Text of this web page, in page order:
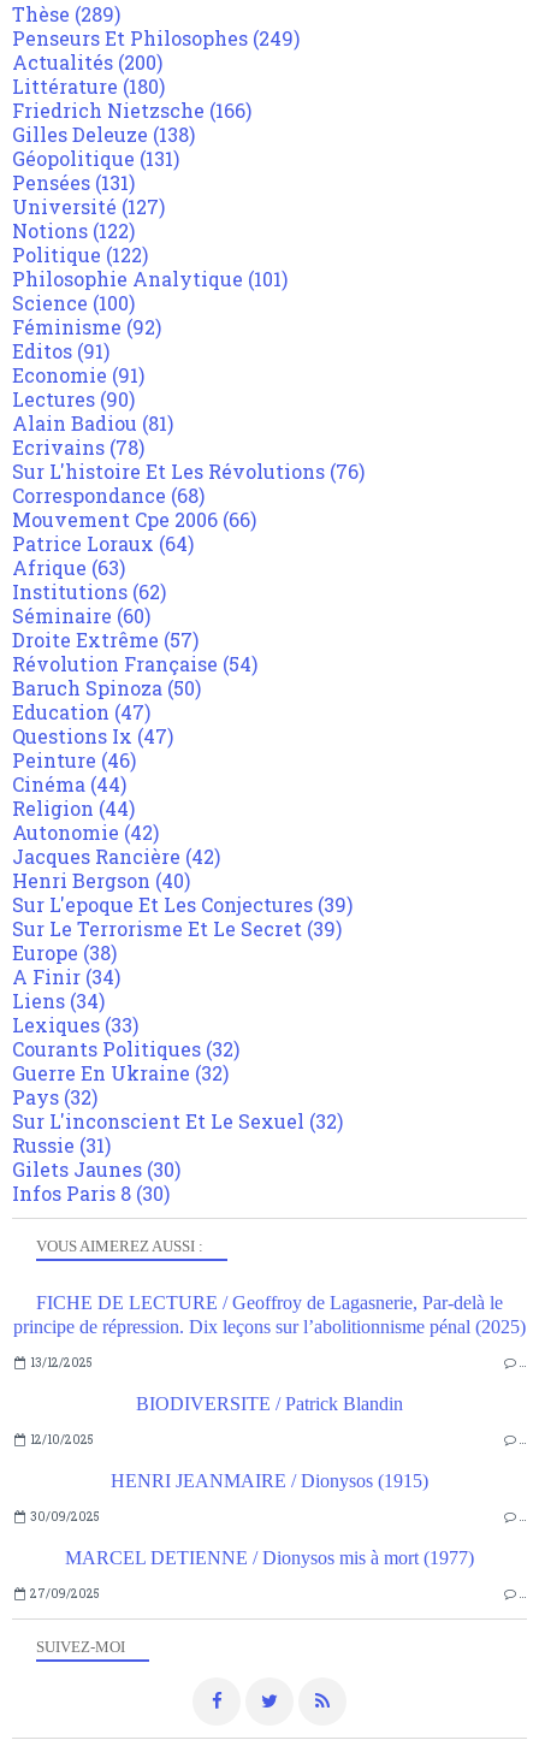
SUIVEZ-MOI
VOUS AIMEREZ AUSSI :
FICHE DE LECTURE / Geoffroy de Lagasnerie, Par-delà le
principe de répression. Dix leçons sur l’abolitionnisme pénal (2025)
13/12/2025 …
BIODIVERSITE / Patrick Blandin
12/10/2025 …
HENRI JEANMAIRE / Dionysos (1915)
30/09/2025 …
MARCEL DETIENNE / Dionysos mis à mort (1977)
27/09/2025 …
Thèse (289)
Penseurs Et Philosophes (249)
Actualités (200)
Littérature (180)
Friedrich Nietzsche (166)
Gilles Deleuze (138)
Géopolitique (131)
Pensées (131)
Université (127)
Notions (122)
Politique (122)
Philosophie Analytique (101)
Science (100)
Féminisme (92)
Editos (91)
Economie (91)
Lectures (90)
Alain Badiou (81)
Ecrivains (78)
Sur L'histoire Et Les Révolutions (76)
Correspondance (68)
Mouvement Cpe 2006 (66)
Patrice Loraux (64)
Afrique (63)
Institutions (62)
Séminaire (60)
Droite Extrême (57)
Révolution Française (54)
Baruch Spinoza (50)
Education (47)
Questions Ix (47)
Peinture (46)
Cinéma (44)
Religion (44)
Autonomie (42)
Jacques Rancière (42)
Henri Bergson (40)
Sur L'epoque Et Les Conjectures (39)
Sur Le Terrorisme Et Le Secret (39)
Europe (38)
A Finir (34)
Liens (34)
Lexiques (33)
Courants Politiques (32)
Guerre En Ukraine (32)
Pays (32)
Sur L'inconscient Et Le Sexuel (32)
Russie (31)
Gilets Jaunes (30)
Infos Paris 8 (30)